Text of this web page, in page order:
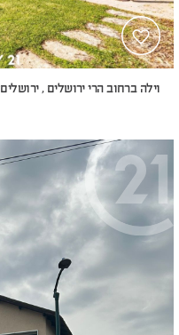
וילה ברחוב הרי ירושלים , ירושלים